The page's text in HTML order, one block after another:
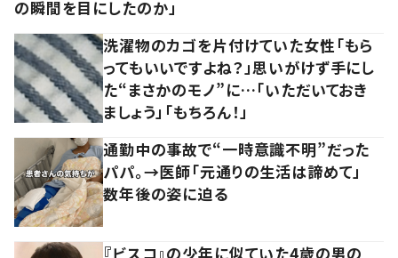
の瞬間を目にしたのか」
洗濯物のカゴを片付けていた女性「もら
ってもいいですよね？」思いがけず手にし
た“まさかのモノ”に…「いただいておき
ましょう」「もちろん！」
通勤中の事故で“一時意識不明”だった
パパ。→医師「元通りの生活は諦めて」
数年後の姿に迫る
『ビスコ』の少年に似ていた4歳の男の